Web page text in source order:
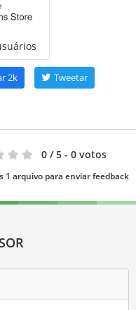
2k Tweetar
0 / 5 - 0 votos
1 arquivo para enviar feedback